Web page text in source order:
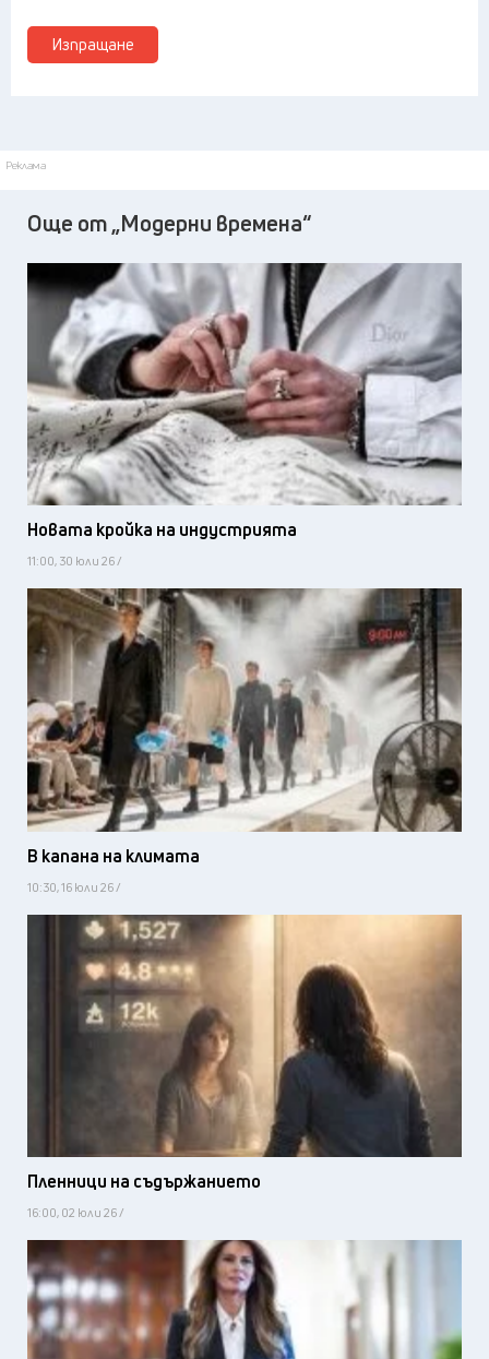
Изпращане
Реклама
Още от „Модерни времена“
Новата кройка на индустрията
11:00, 30 юли 26 /
В капана на климата
10:30, 16 юли 26 /
Пленници на съдържанието
16:00, 02 юли 26 /